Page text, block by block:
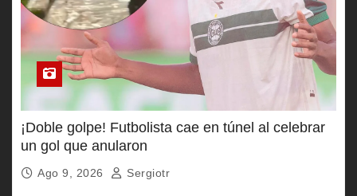
¡Doble golpe! Futbolista cae en túnel al celebrar
un gol que anularon
Ago 9, 2026 Sergiotr